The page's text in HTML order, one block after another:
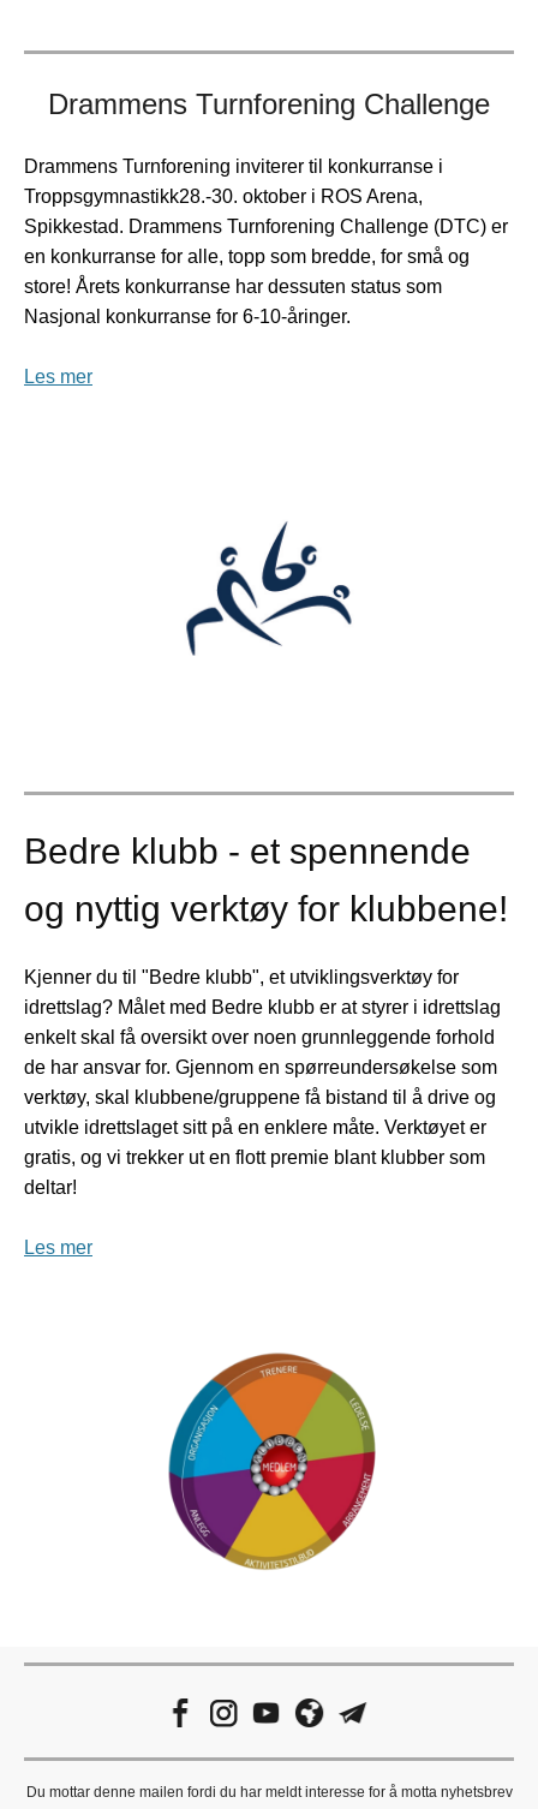
Drammens Turnforening Challenge
Drammens Turnforening inviterer til konkurranse i
Troppsgymnastikk28.-30. oktober i ROS Arena,
Spikkestad. Drammens Turnforening Challenge (DTC) er
en konkurranse for alle, topp som bredde, for små og
store! Årets konkurranse har dessuten status som
Nasjonal konkurranse for 6-10-åringer.
Les mer
Bedre klubb - et spennende
og nyttig verktøy for klubbene!
Kjenner du til "Bedre klubb", et utviklingsverktøy for
idrettslag? Målet med Bedre klubb er at styrer i idrettslag
enkelt skal få oversikt over noen grunnleggende forhold
de har ansvar for. Gjennom en spørreundersøkelse som
verktøy, skal klubbene/gruppene få bistand til å drive og
utvikle idrettslaget sitt på en enklere måte. Verktøyet er
gratis, og vi trekker ut en flott premie blant klubber som
deltar!
Les mer
Du mottar denne mailen fordi du har meldt interesse for å motta nyhetsbrev